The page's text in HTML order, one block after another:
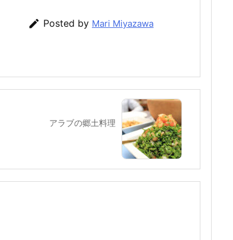
 Posted by Mari Miyazawa
アラブの郷土料理